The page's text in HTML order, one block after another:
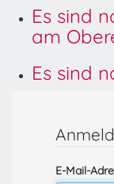
Es sind
am
Es sind
E-Mail-